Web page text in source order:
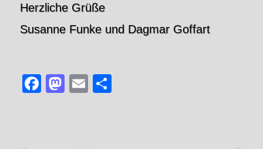
Herzliche Grüße
Susanne Funke und Dagmar Goffart
Facebook
Mastodon
Email